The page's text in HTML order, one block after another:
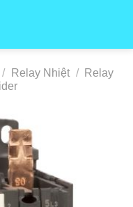
/ Relay Nhiệt /
Relay